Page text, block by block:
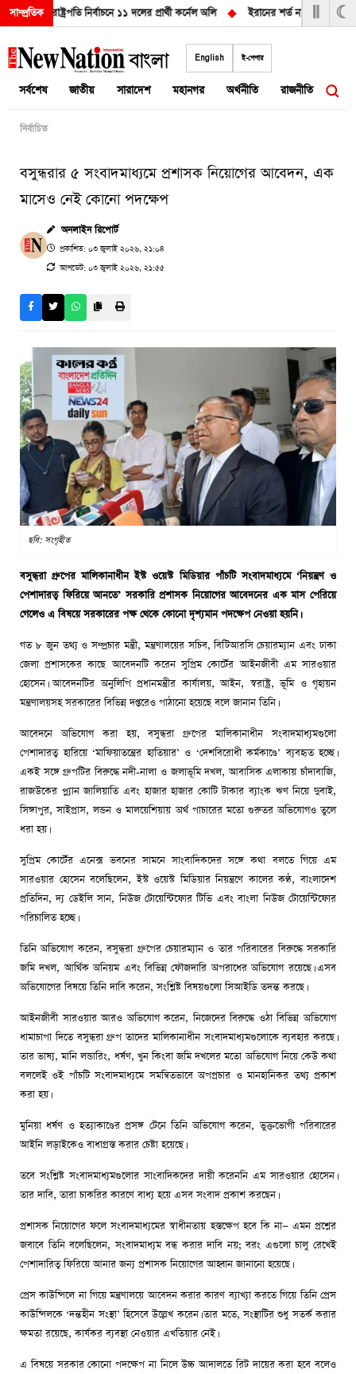
সাম্প্রতিক
◆ রাষ্ট্রপতি নির্বাচনে ১১ দলের প্রার্থী কর্নেল অলি ◆ ইরানের শর্ত না মানলে হরমুজ
Ⅱ ☾
to
English ই-পেপার
সর্বশেষ জাতীয় সারাদেশ মহানগর অর্থনীতি রাজনীতি
নির্বাচিত
বসুন্ধরার ৫ সংবাদমাধ্যমে প্রশাসক নিয়োগের আবেদন, এক
মাসেও নেই কোনো পদক্ষেপ
অনলাইন রিপোর্ট
প্রকাশিত: ০৩ জুলাই ২০২৬, ২১:০৪
আপডেট: ০৩ জুলাই ২০২৬, ২১:৫৫
ছবি: সংগৃহীত
বসুন্ধরা গ্রুপের মালিকানাধীন ইস্ট ওয়েস্ট মিডিয়ার পাঁচটি সংবাদমাধ্যমে ‘নিয়ন্ত্রণ ও
পেশাদারত্ব ফিরিয়ে আনতে’ সরকারি প্রশাসক নিয়োগের আবেদনের এক মাস পেরিয়ে
গেলেও এ বিষয়ে সরকারের পক্ষ থেকে কোনো দৃশ্যমান পদক্ষেপ নেওয়া হয়নি।
গত ৮ জুন তথ্য ও সম্প্রচার মন্ত্রী, মন্ত্রণালয়ের সচিব, বিটিআরসি চেয়ারম্যান এবং ঢাকা
জেলা প্রশাসকের কাছে আবেদনটি করেন সুপ্রিম কোর্টের আইনজীবী এম সারওয়ার
হোসেন। আবেদনটির অনুলিপি প্রধানমন্ত্রীর কার্যালয়, আইন, স্বরাষ্ট্র, ভূমি ও গৃহায়ন
মন্ত্রণালয়সহ সরকারের বিভিন্ন দপ্তরেও পাঠানো হয়েছে বলে জানান তিনি।
আবেদনে অভিযোগ করা হয়, বসুন্ধরা গ্রুপের মালিকানাধীন সংবাদমাধ্যমগুলো
পেশাদারত্ব হারিয়ে ‘মাফিয়াতন্ত্রের হাতিয়ার’ ও ‘দেশবিরোধী কর্মকাণ্ডে’ ব্যবহৃত হচ্ছে।
একই সঙ্গে গ্রুপটির বিরুদ্ধে নদী-নালা ও জলাভূমি দখল, আবাসিক এলাকায় চাঁদাবাজি,
রাজউকের প্ল্যান জালিয়াতি এবং হাজার হাজার কোটি টাকার ব্যাংক ঋণ নিয়ে দুবাই,
সিঙ্গাপুর, সাইপ্রাস, লন্ডন ও মালয়েশিয়ায় অর্থ পাচারের মতো গুরুতর অভিযোগও তুলে
ধরা হয়।
সুপ্রিম কোর্টের এনেক্স ভবনের সামনে সাংবাদিকদের সঙ্গে কথা বলতে গিয়ে এম
সারওয়ার হোসেন বলেছিলেন, ইস্ট ওয়েস্ট মিডিয়ার নিয়ন্ত্রণে কালের কণ্ঠ, বাংলাদেশ
প্রতিদিন, দ্য ডেইলি সান, নিউজ টোয়েন্টিফোর টিভি এবং বাংলা নিউজ টোয়েন্টিফোর
পরিচালিত হচ্ছে।
তিনি অভিযোগ করেন, বসুন্ধরা গ্রুপের চেয়ারম্যান ও তার পরিবারের বিরুদ্ধে সরকারি
জমি দখল, আর্থিক অনিয়ম এবং বিভিন্ন ফৌজদারি অপরাধের অভিযোগ রয়েছে। এসব
অভিযোগের বিষয়ে তিনি দাবি করেন, সংশ্লিষ্ট বিষয়গুলো সিআইডি তদন্ত করছে।
আইনজীবী সারওয়ার আরও অভিযোগ করেন, নিজেদের বিরুদ্ধে ওঠা বিভিন্ন অভিযোগ
ধামাচাপা দিতে বসুন্ধরা গ্রুপ তাদের মালিকানাধীন সংবাদমাধ্যমগুলোকে ব্যবহার করছে।
তার ভাষ্য, মানি লন্ডারিং, ধর্ষণ, খুন কিংবা জমি দখলের মতো অভিযোগ নিয়ে কেউ কথা
বললেই ওই পাঁচটি সংবাদমাধ্যমে সমন্বিতভাবে অপপ্রচার ও মানহানিকর তথ্য প্রকাশ
করা হয়।
মুনিয়া ধর্ষণ ও হত্যাকাণ্ডের প্রসঙ্গ টেনে তিনি অভিযোগ করেন, ভুক্তভোগী পরিবারের
আইনি লড়াইকেও বাধাগ্রস্ত করার চেষ্টা হয়েছে।
তবে সংশ্লিষ্ট সংবাদমাধ্যমগুলোর সাংবাদিকদের দায়ী করেননি এম সারওয়ার হোসেন।
তার দাবি, তারা চাকরির কারণে বাধ্য হয়ে এসব সংবাদ প্রকাশ করছেন।
প্রশাসক নিয়োগের ফলে সংবাদমাধ্যমের স্বাধীনতায় হস্তক্ষেপ হবে কি না— এমন প্রশ্নের
জবাবে তিনি বলেছিলেন, সংবাদমাধ্যম বন্ধ করার দাবি নয়; বরং এগুলো চালু রেখেই
পেশাদারিত্ব ফিরিয়ে আনার জন্য প্রশাসক নিয়োগের আহ্বান জানানো হয়েছে।
প্রেস কাউন্সিলে না গিয়ে মন্ত্রণালয়ে আবেদন করার কারণ ব্যাখ্যা করতে গিয়ে তিনি প্রেস
কাউন্সিলকে ‘দন্তহীন সংস্থা’ হিসেবে উল্লেখ করেন। তার মতে, সংস্থাটির শুধু সতর্ক করার
ক্ষমতা রয়েছে, কার্যকর ব্যবস্থা নেওয়ার এখতিয়ার নেই।
এ বিষয়ে সরকার কোনো পদক্ষেপ না নিলে উচ্চ আদালতে রিট দায়ের করা হবে বলেও